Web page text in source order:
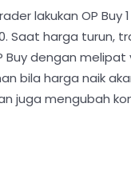
lakukan OP Buy 1
Saat harga turun,
Buy dengan melipat
bila harga naik
juga mengubah